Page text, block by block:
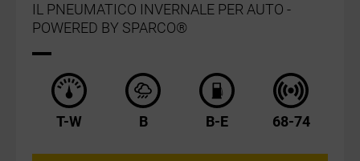
IL PNEUMATICO INVERNALE PER AUTO -
POWERED BY SPARCO®
T-W B B-E 68-74